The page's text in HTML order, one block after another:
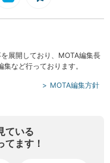
展開しており、MOTA編集長
など行っております。
MOTA編集方針
ている
てます！